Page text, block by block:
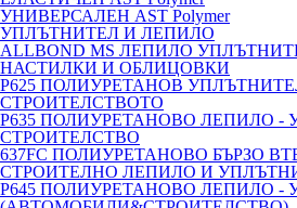
УНИВЕРСАЛЕН AST Polymer
УПЛЪТНИТЕЛ И ЛЕПИЛО
ALLBOND MS ЛЕПИЛО
НАСТИЛКИ И ОБЛИЦОВКИ
P625 ПОЛИУРЕТАНОВ
СТРОИТЕЛСТВОТО
P635 ПОЛИУРЕТАНОВО ЛЕПИЛО -
СТРОИТЕЛСТВО
637FC ПОЛИУРЕТАНОВО БЪРЗО
СТРОИТЕЛНО ЛЕПИЛО И
P645 ПОЛИУРЕТАНОВО ЛЕПИЛО -